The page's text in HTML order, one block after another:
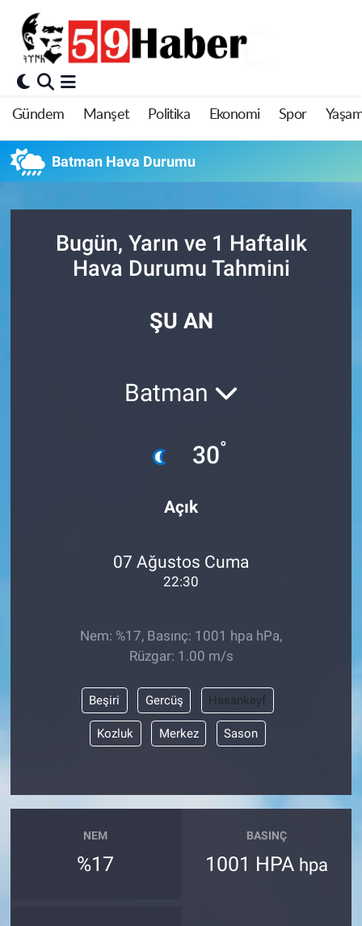
Gündem Manşet Politika Ekonomi Spor
Batman Hava Durumu
Bugün, Yarın ve 1 Haftalık
Hava Durumu Tahmini
ŞU AN
Batman
30°
Açık
07 Ağustos Cuma
22:30
Nem: %17, Basınç: 1001 hpa hPa,
Rüzgar: 1.00 m/s
Beşiri Gercüş Hasankeyf
Kozluk Merkez Sason
NEM
%17
BASINÇ
1001 HPA hpa